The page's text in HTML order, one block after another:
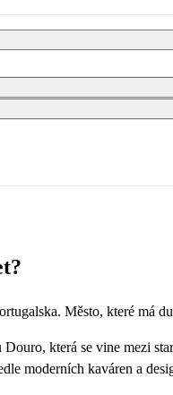
Město, které má
která se vine mezi
moderních kaváren a